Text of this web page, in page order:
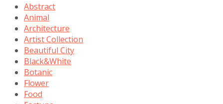
Abstract
Animal
Architecture
Artist Collection
Beautiful City
Black&White
Botanic
Flower
Food